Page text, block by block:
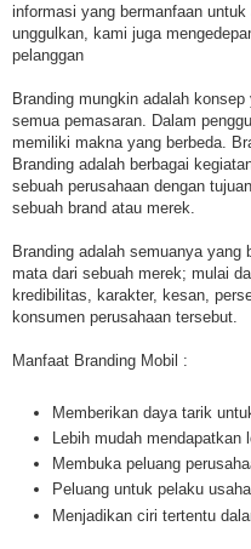
informasi yang bermanfaan
unggulkan, kami juga
pelanggan
Branding mungkin adalah
semua pemasaran. Dalam
memiliki makna yang berbeda.
Branding adalah berbagai
sebuah perusahaan dengan
sebuah brand atau merek.
Branding adalah semuanya
mata dari sebuah merek; mulai
kredibilitas, karakter, kesan,
konsumen perusahaan tersebut.
Manfaat Branding Mobil :
Memberikan daya tarik
Lebih mudah
Membuka peluang
Peluang untuk pelaku
Menjadikan ciri tertentu